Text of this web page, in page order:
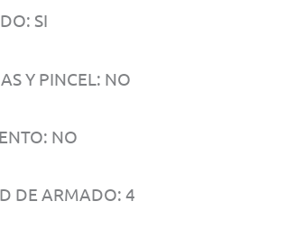
SI
Y PINCEL: NO
NO
DE ARMADO: 4